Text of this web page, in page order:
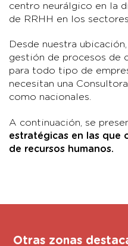
centro neurálgico en la
de RRHH en los
Desde nuestra
gestión de procesos de
para todo tipo de
necesitan una
como nacionales.
A continuación, se
estratégicas en las que
de recursos humanos.
Otras zonas